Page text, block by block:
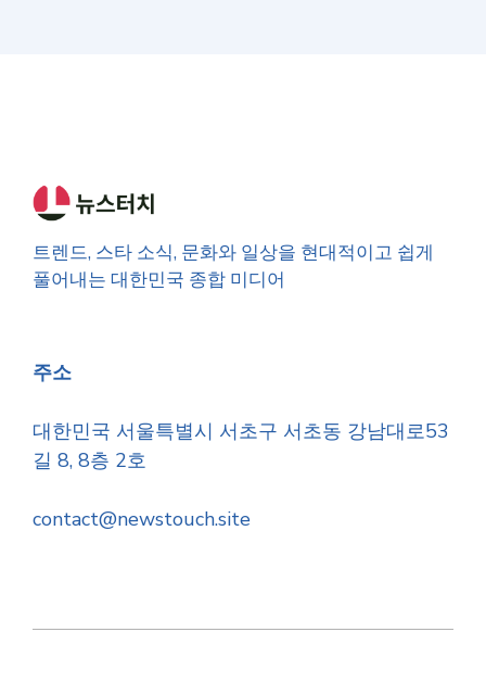
트렌드, 스타 소식, 문화와 일상을 현대적이고 쉽게
풀어내는 대한민국 종합 미디어
주소
대한민국 서울특별시 서초구 서초동 강남대로53
길 8, 8층 2호
contact@newstouch.site